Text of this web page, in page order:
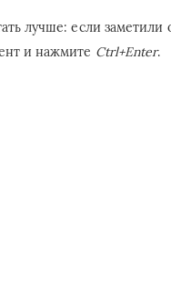
лучше: если заметили
и нажмите Ctrl+Enter.